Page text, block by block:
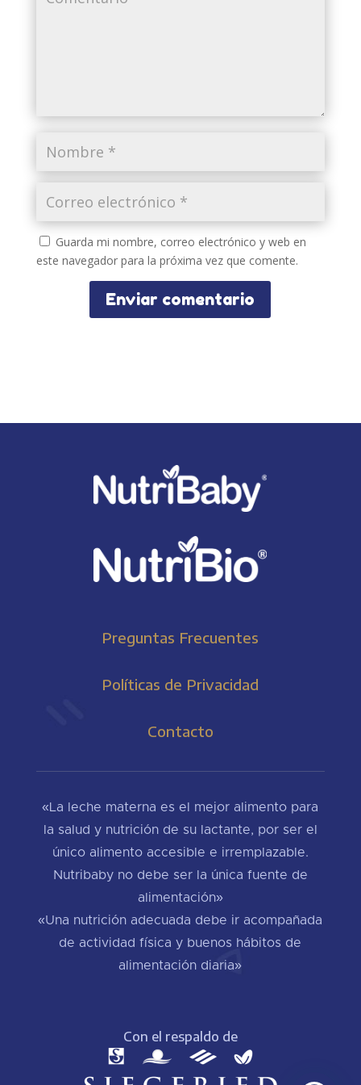
Guarda mi nombre, correo electrónico y web en
este navegador para la próxima vez que comente.
Enviar comentario
Preguntas Frecuentes
Políticas de Privacidad
Contacto
«La leche materna es el mejor alimento para
la salud y nutrición de su lactante, por ser el
único alimento accesible e irremplazable.
Nutribaby no debe ser la única fuente de
alimentación»
«Una nutrición adecuada debe ir acompañada
de actividad física y buenos hábitos de
alimentación diaria»
Con el respaldo de